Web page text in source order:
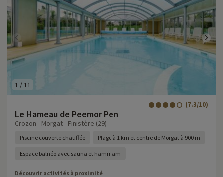
1 / 11
Le Hameau de Peemor Pen
(7.3/10)
Crozon - Morgat - Finistère (29)
Piscine couverte chauffée Plage à 1 km et centre de Morgat à 900 m
Espace balnéo avec sauna et hammam
Découvrir activités à proximité